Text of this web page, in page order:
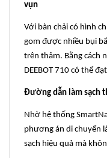
vụn
Với bàn chải có hình
gom được nhiều bụi
trên thảm. Bằng cách
DEEBOT 710 có thể
Đường dẫn làm sạch
Nhờ hệ thống
phương án di chuyển
sạch hiệu quả mà